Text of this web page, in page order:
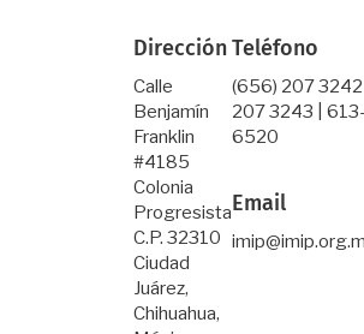
Dirección
Calle
Benjamín
Franklin
#4185
Colonia
Progresista
C.P. 32310
Ciudad
Juárez,
Chihuahua,
Teléfono
(656) 207
207 3243 |
6520
Email